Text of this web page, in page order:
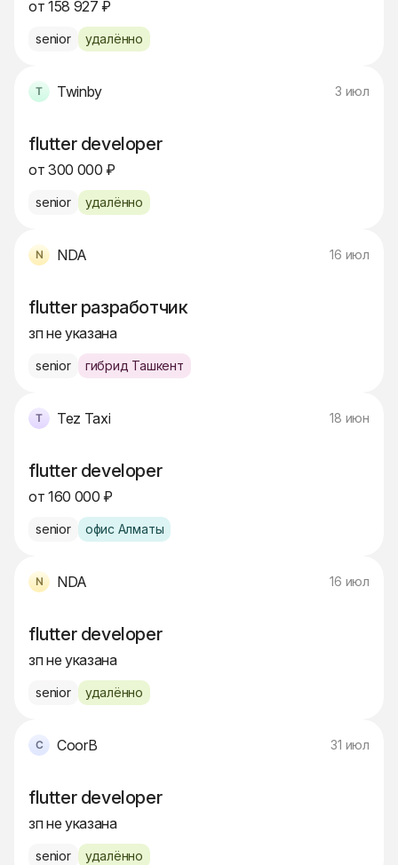
от 158 927 ₽
senior удалённо
Twinby 3 июл
flutter developer
от 300 000 ₽
senior удалённо
NDA 16 июл
flutter разработчик
зп не указана
senior гибрид Ташкент
Tez Taxi 18 июн
flutter developer
от 160 000 ₽
senior офис Алматы
NDA 16 июл
flutter developer
зп не указана
senior удалённо
CoorB 31 июл
flutter developer
зп не указана
senior удалённо